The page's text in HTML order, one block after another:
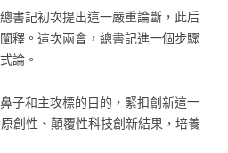
書記初次提出這一嚴重論斷，此后
釋。這次兩會，總書記進一個步驟
論。
子和主攻標的目的，緊扣創新這一
創性、顛覆性科技創新結果，培養